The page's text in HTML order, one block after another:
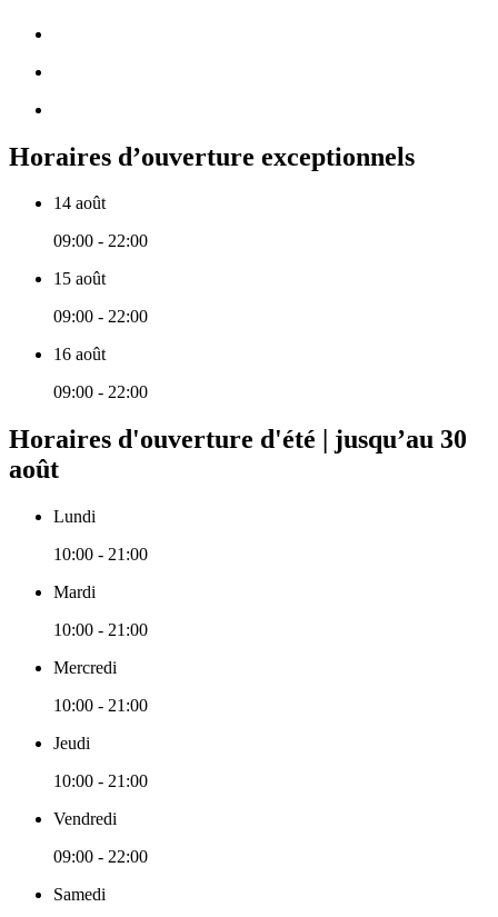
Horaires d’ouverture exceptionnels
14 août
09:00 - 22:00
15 août
09:00 - 22:00
16 août
09:00 - 22:00
Horaires d'ouverture d'été | jusqu’au 30
août
Lundi
10:00 - 21:00
Mardi
10:00 - 21:00
Mercredi
10:00 - 21:00
Jeudi
10:00 - 21:00
Vendredi
09:00 - 22:00
Samedi